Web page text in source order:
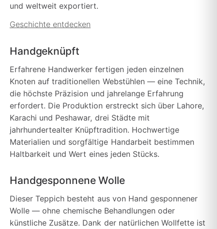
und weltweit exportiert.
Geschichte entdecken
Handgeknüpft
Erfahrene Handwerker fertigen jeden einzelnen
Knoten auf traditionellen Webstühlen — eine Technik,
die höchste Präzision und jahrelange Erfahrung
erfordert. Die Produktion erstreckt sich über Lahore,
Karachi und Peshawar, drei Städte mit
jahrhundertealter Knüpftradition. Hochwertige
Materialien und sorgfältige Handarbeit bestimmen
Haltbarkeit und Wert eines jeden Stücks.
Handgesponnene Wolle
Dieser Teppich besteht aus von Hand gesponnener
Wolle — ohne chemische Behandlungen oder
künstliche Zusätze. Dank der natürlichen Wollfette ist